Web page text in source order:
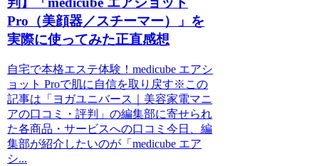
Pro（美顔器／スチーマー）」を
実際に使ってみた正直感想
自宅で本格エステ体験！medicube エアシ
ョット Proで肌に自信を取り戻す※この
記事は「ヨガユニバース｜美容家電マニ
アの口コミ・評判」の編集部に寄せられ
た各商品・サービスへの口コミ今日、編
集部が紹介したいのが「medicube エア
シ...